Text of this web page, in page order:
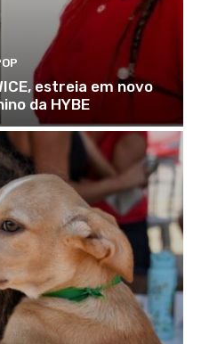
estreia em novo
da HYBE